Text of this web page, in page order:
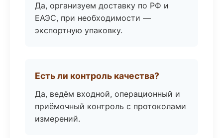
Да, организуем доставку по РФ и
ЕАЭС, при необходимости —
экспортную упаковку.
Есть ли контроль качества?
Да, ведём входной, операционный и
приёмочный контроль с протоколами
измерений.